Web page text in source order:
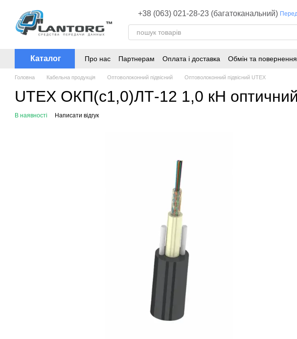
+38 (063) 021-28-23 (багатоканальний)
Каталог Про нас Партнерам Оплата і доставка Обмін та повернення
Головна Кабельна продукція Оптоволоконний підвісний Оптоволоконний підвісний UTEX
UTEX ОКП(с1,0)ЛТ-12 1,0 кН оптичний
В наявності Написати відгук